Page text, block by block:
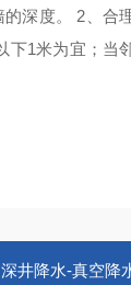
深度。 2、合
下1米为宜；当
井降水-真空降